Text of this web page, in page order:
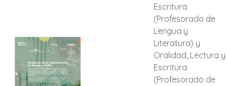
Escritura
(Profesorado de
Lengua y
Literatura) y
Oralidad, Lectura y
Escritura
(Profesorado de